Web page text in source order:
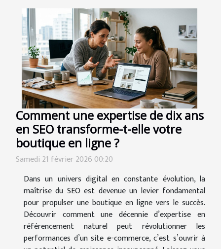
Comment une expertise de dix ans
en SEO transforme-t-elle votre
boutique en ligne ?
Samedi 21 février 2026 00:20
Dans un univers digital en constante évolution, la
maîtrise du SEO est devenue un levier fondamental
pour propulser une boutique en ligne vers le succès.
Découvrir comment une décennie d’expertise en
référencement naturel peut révolutionner les
performances d’un site e-commerce, c’est s’ouvrir à